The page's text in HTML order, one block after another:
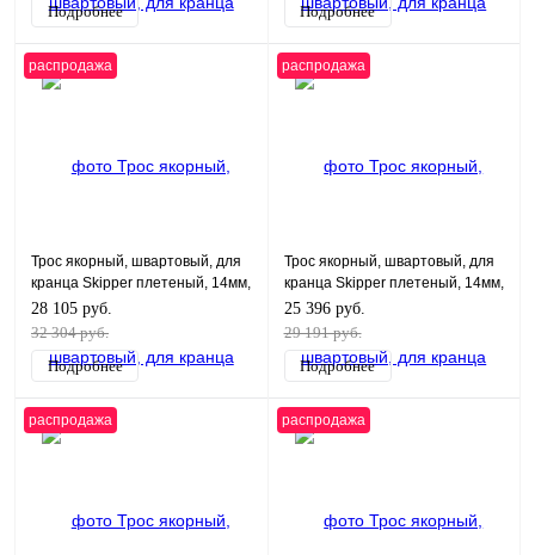
Подробнее
Подробнее
распродажа
Трос якорный, швартовый, для
кранца Skipper плетеный, 14мм,
нейлон 100м, синий
28 105 руб.
32 304 руб.
Подробнее
распродажа
Трос якорный, швартовый, для
кранца Skipper плетеный, 14мм,
нейлон 100м, белый
25 396 руб.
29 191 руб.
Подробнее
распродажа распродажа